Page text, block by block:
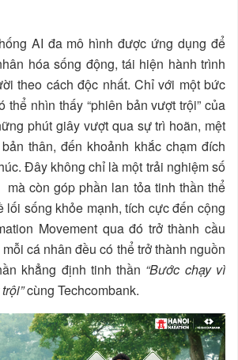
AI đa mô hình được ứng dụng để
hóa sống động, tái hiện hành trình
theo cách độc nhất. Chỉ với một bức
thể nhìn thấy “phiên bản vượt trội” của
phút giây vượt qua sự trì hoãn, mệt
thân, đến khoảnh khắc chạm đích
Đây không chỉ là một trải nghiệm số
mà còn góp phần lan tỏa tinh thần thể
lối sống khỏe mạnh, tích cực đến cộng
Movement qua đó trở thành cầu
cá nhân đều có thể trở thành nguồn
khẳng định tinh thần “Bước chạy vì
cùng Techcombank.